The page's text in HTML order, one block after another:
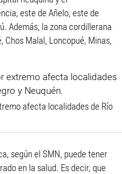
este de Añelo, este de
Además, la zona cordillerana
Chos Malal, Loncopué, Minas,
afecta localidades de Río
según el SMN, puede tener
en la salud. Es decir, que